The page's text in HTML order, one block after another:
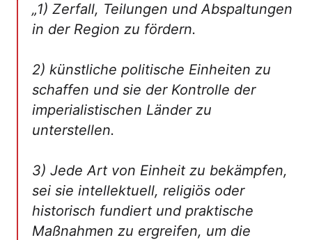
„1) Zerfall, Teilungen und Abspaltungen
in der Region zu fördern.
2) künstliche politische Einheiten zu
schaffen und sie der Kontrolle der
imperialistischen Länder zu
unterstellen.
3) Jede Art von Einheit zu bekämpfen,
sei sie intellektuell, religiös oder
historisch fundiert und praktische
Maßnahmen zu ergreifen, um die